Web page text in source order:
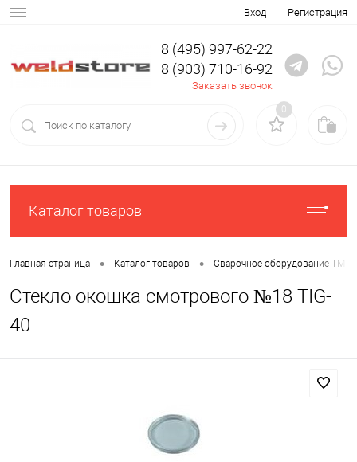
Вход Регистрация
8 (495) 997-62-22
8 (903) 710-16-92
Заказать звонок
0
Каталог товаров
Главная страница • Каталог товаров • Сварочное оборудование ТМ
Стекло окошка смотрового №18 TIG-
40